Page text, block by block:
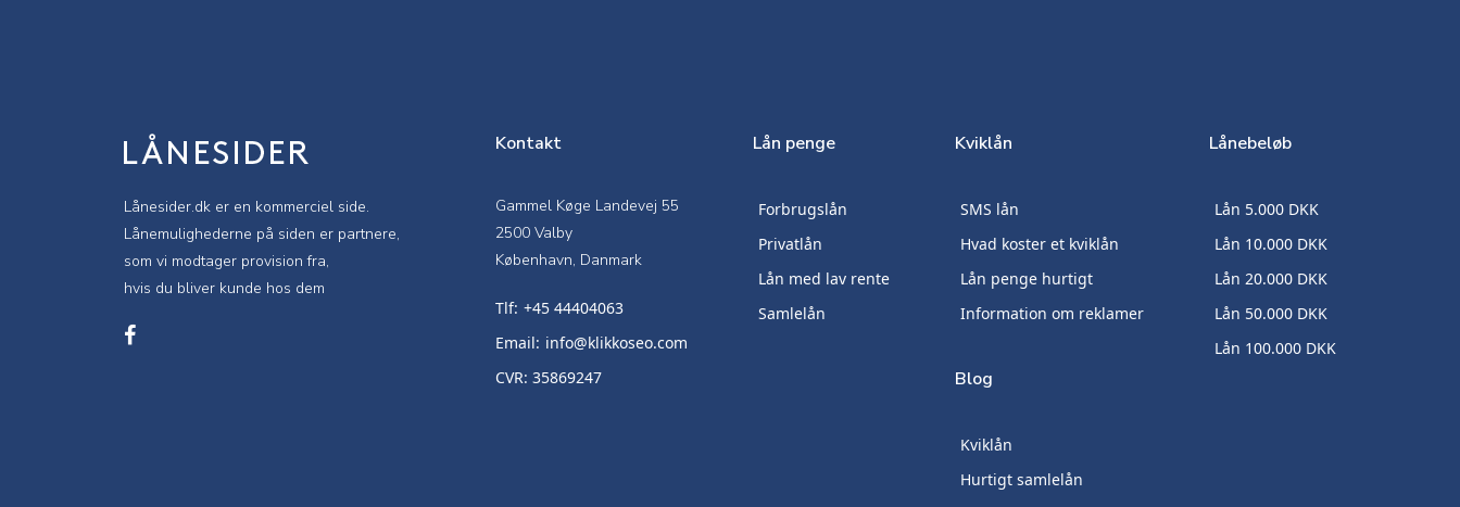
Lånesider.dk er en kommerciel side.
Lånemulighederne på siden er partnere,
som vi modtager provision fra,
hvis du bliver kunde hos dem
Kontakt
Gammel Køge Landevej 55
2500 Valby
København, Danmark
Tlf: +45 44404063
Email: info@klikkoseo.com
CVR: 35869247
Lån penge
Forbrugslån
Privatlån
Lån med lav rente
Samlelån
Kviklån
SMS lån
Hvad koster et kviklån
Lån penge hurtigt
Information om reklamer
Blog
Kviklån
Hurtigt samlelån
Lånebeløb
Lån 5.000 DKK
Lån 10.000 DKK
Lån 20.000 DKK
Lån 50.000 DKK
Lån 100.000 DKK